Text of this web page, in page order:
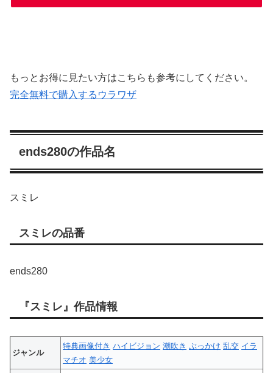
もっとお得に見たい方はこちらも参考にしてください。
完全無料で購入するウラワザ
ends280の作品名
スミレ
スミレの品番
ends280
『スミレ』作品情報
ジャンル
特典画像付き ハイビジョン 潮吹き ぶっかけ 乱交 イラ
マチオ 美少女